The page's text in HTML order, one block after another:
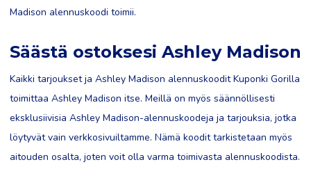
Madison alennuskoodi toimii.
Säästä ostoksesi Ashley Madison
Kaikki tarjoukset ja Ashley Madison alennuskoodit Kuponki Gorilla
toimittaa Ashley Madison itse. Meillä on myös säännöllisesti
eksklusiivisia Ashley Madison-alennuskoodeja ja tarjouksia, jotka
löytyvät vain verkkosivuiltamme. Nämä koodit tarkistetaan myös
aitouden osalta, joten voit olla varma toimivasta alennuskoodista.